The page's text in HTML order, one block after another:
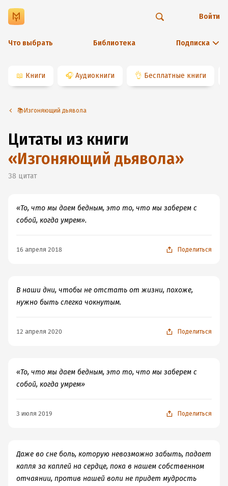
Что выбрать Библиотека Подписка
Войти
📖 Книги 🎧 Аудиокниги 👌 Бесплатные книги
📚Изгоняющий дьявола
Цитаты из книги
«Изгоняющий дьявола»
38 цитат
«То, что мы даем бедным, это то, что мы заберем с
собой, когда умрем».
16 апреля 2018 Поделиться
В наши дни, чтобы не отстать от жизни, похоже,
нужно быть слегка чокнутым.
12 апреля 2020 Поделиться
«То, что мы даем бедным, это то, что мы заберем с
собой, когда умрем»
3 июля 2019 Поделиться
Даже во сне боль, которую невозможно забыть, падает
капля за каплей на сердце, пока в нашем собственном
отчаянии, против нашей воли не придет мудрость